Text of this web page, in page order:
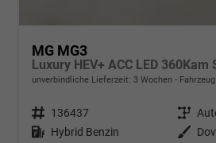
MG MG3
Luxury HEV+ ACC LED 360Kam
unverbindliche Lieferzeit: 3 Wochen
Fahrzeugnr. 136437 Getriebe
Kraftstoff Hybrid Benzin Außenfarbe